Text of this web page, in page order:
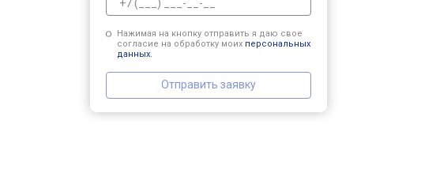
Нажимая на кнопку отправить я даю свое
согласие на обработку моих персональных
данных.
Отправить заявку